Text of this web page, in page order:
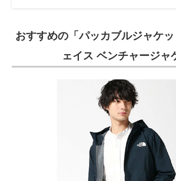
おすすめの「パッカブルジャケ
ェイス ベンチャージャ